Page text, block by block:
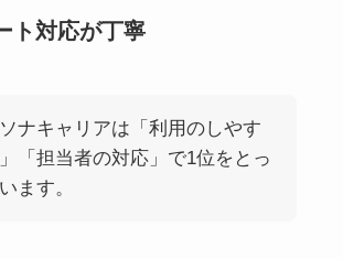
ト対応が丁寧
ナキャリアは 「利用のしやす
「担当者の対応」 で1位をとっ
ます。